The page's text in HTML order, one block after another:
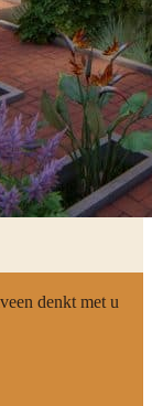
denkt met u